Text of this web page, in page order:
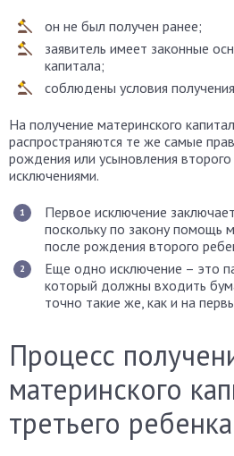
он не был получен ранее;
заявитель имеет законные
капитала;
соблюдены условия
На получение материнского
распространяются те же самые
рождения или усыновления
исключениями.
Первое исключение
поскольку по закону помощь
после рождения второго
Еще одно исключение – это
который должны входить
точно такие же, как и на
Процесс
материнского
третьего ребенка